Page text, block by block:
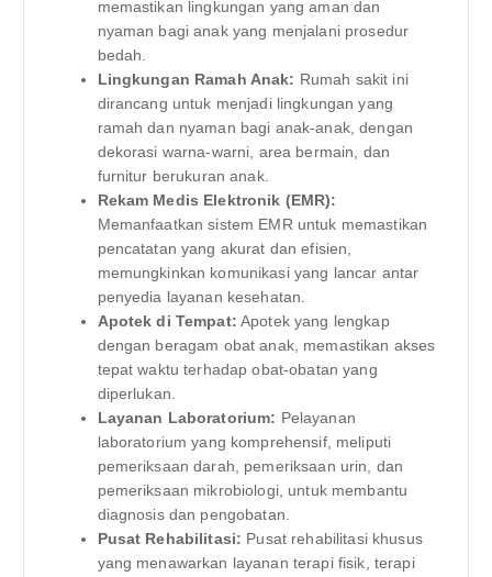
memastikan lingkungan yang aman dan
nyaman bagi anak yang menjalani prosedur
bedah.
Lingkungan Ramah Anak: Rumah sakit ini
dirancang untuk menjadi lingkungan yang
ramah dan nyaman bagi anak-anak, dengan
dekorasi warna-warni, area bermain, dan
furnitur berukuran anak.
Rekam Medis Elektronik (EMR):
Memanfaatkan sistem EMR untuk memastikan
pencatatan yang akurat dan efisien,
memungkinkan komunikasi yang lancar antar
penyedia layanan kesehatan.
Apotek di Tempat: Apotek yang lengkap
dengan beragam obat anak, memastikan akses
tepat waktu terhadap obat-obatan yang
diperlukan.
Layanan Laboratorium: Pelayanan
laboratorium yang komprehensif, meliputi
pemeriksaan darah, pemeriksaan urin, dan
pemeriksaan mikrobiologi, untuk membantu
diagnosis dan pengobatan.
Pusat Rehabilitasi: Pusat rehabilitasi khusus
yang menawarkan layanan terapi fisik, terapi